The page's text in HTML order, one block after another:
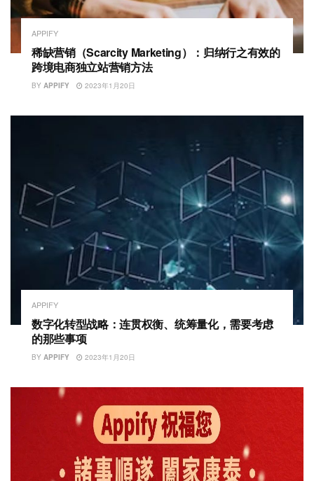
APPIFY
稀缺营销（Scarcity Marketing）：归纳行之有效的
跨境电商独立站营销方法
BY APPIFY 2023年1月20日
APPIFY
数字化转型战略：连贯权衡、统筹量化，需要考虑
的那些事项
BY APPIFY 2023年1月20日